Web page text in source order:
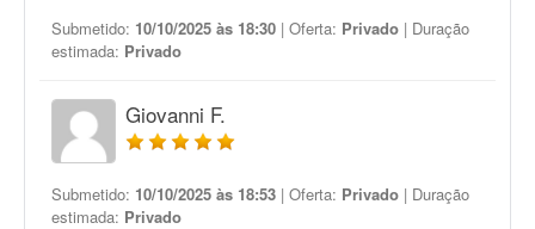
Submetido: 10/10/2025 às 18:30 | Oferta: Privado | Duração
estimada: Privado
Giovanni F.
Submetido: 10/10/2025 às 18:53 | Oferta: Privado | Duração
estimada: Privado